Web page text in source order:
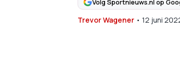
Trevor Wagener• 12 juni